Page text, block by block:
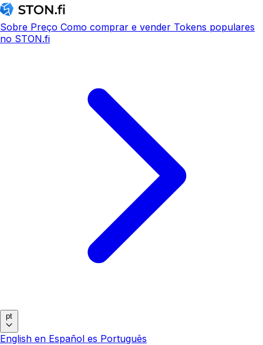
Sobre Preço Como comprar e vender Tokens populares
no STON.fi
pt
English en Español es Português